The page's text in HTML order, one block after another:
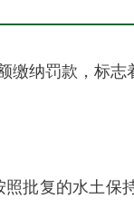
缴纳罚款，标
批复的水土保